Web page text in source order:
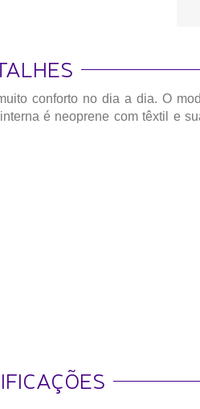
conforto no dia a dia. O
é neoprene com têxtil e